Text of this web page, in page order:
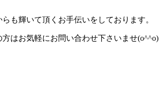
も輝いて頂くお手伝いをしております。
はお気軽にお問い合わせ下さいませ(o^^o)